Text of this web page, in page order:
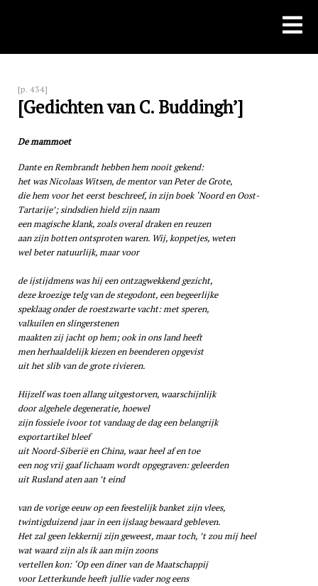
[p. 434]
[Gedichten van C. Buddingh’]
De mammoet
Dante en Rembrandt hebben hem nooit gekend:
het was Nicolaas Witsen, de mentor van Peter de Grote,
die hem voor het eerst beschreef, in zijn boek ‘Noord en Oost-
Tartarije’; sindsdien hield zijn naam
een magische klank, zoals overal draken en reuzen
aan zijn botten ontsproten waren. Wij, koppetjes, weten
wel beter natuurlijk, maar voor
de ijstijdmens was hij een ontzagwekkend gezicht,
deze kroezige telg van de stegodont, een begeerlijke
speklaag onder de roestzwarte vacht: met speren,
valkuilen en slingerstenen
maakten zij jacht op hem; ook in ons land heeft
men herhaaldelijk kiezen en beenderen opgevist
uit het slib van de grote rivieren.
Hijzelf was toen allang uitgestorven, waarschijnlijk
door algehele degeneratie, hoewel
zijn fossiele ivoor tot vandaag de dag een belangrijk
exportartikel bleef
uit Noord-Siberië en China, waar heel af en toe
een nog vrij gaaf lichaam wordt opgegraven: geleerden
uit Rusland aten aan ’t eind
van de vorige eeuw op een feestelijk banket zijn vlees,
twintigduizend jaar in een ijslaag bewaard gebleven.
Het zal geen lekkernij zijn geweest, maar toch, ’t zou mij heel
wat waard zijn als ik aan mijn zoons
vertellen kon: ‘Op een diner van de Maatschappij
voor Letterkunde heeft jullie vader nog eens